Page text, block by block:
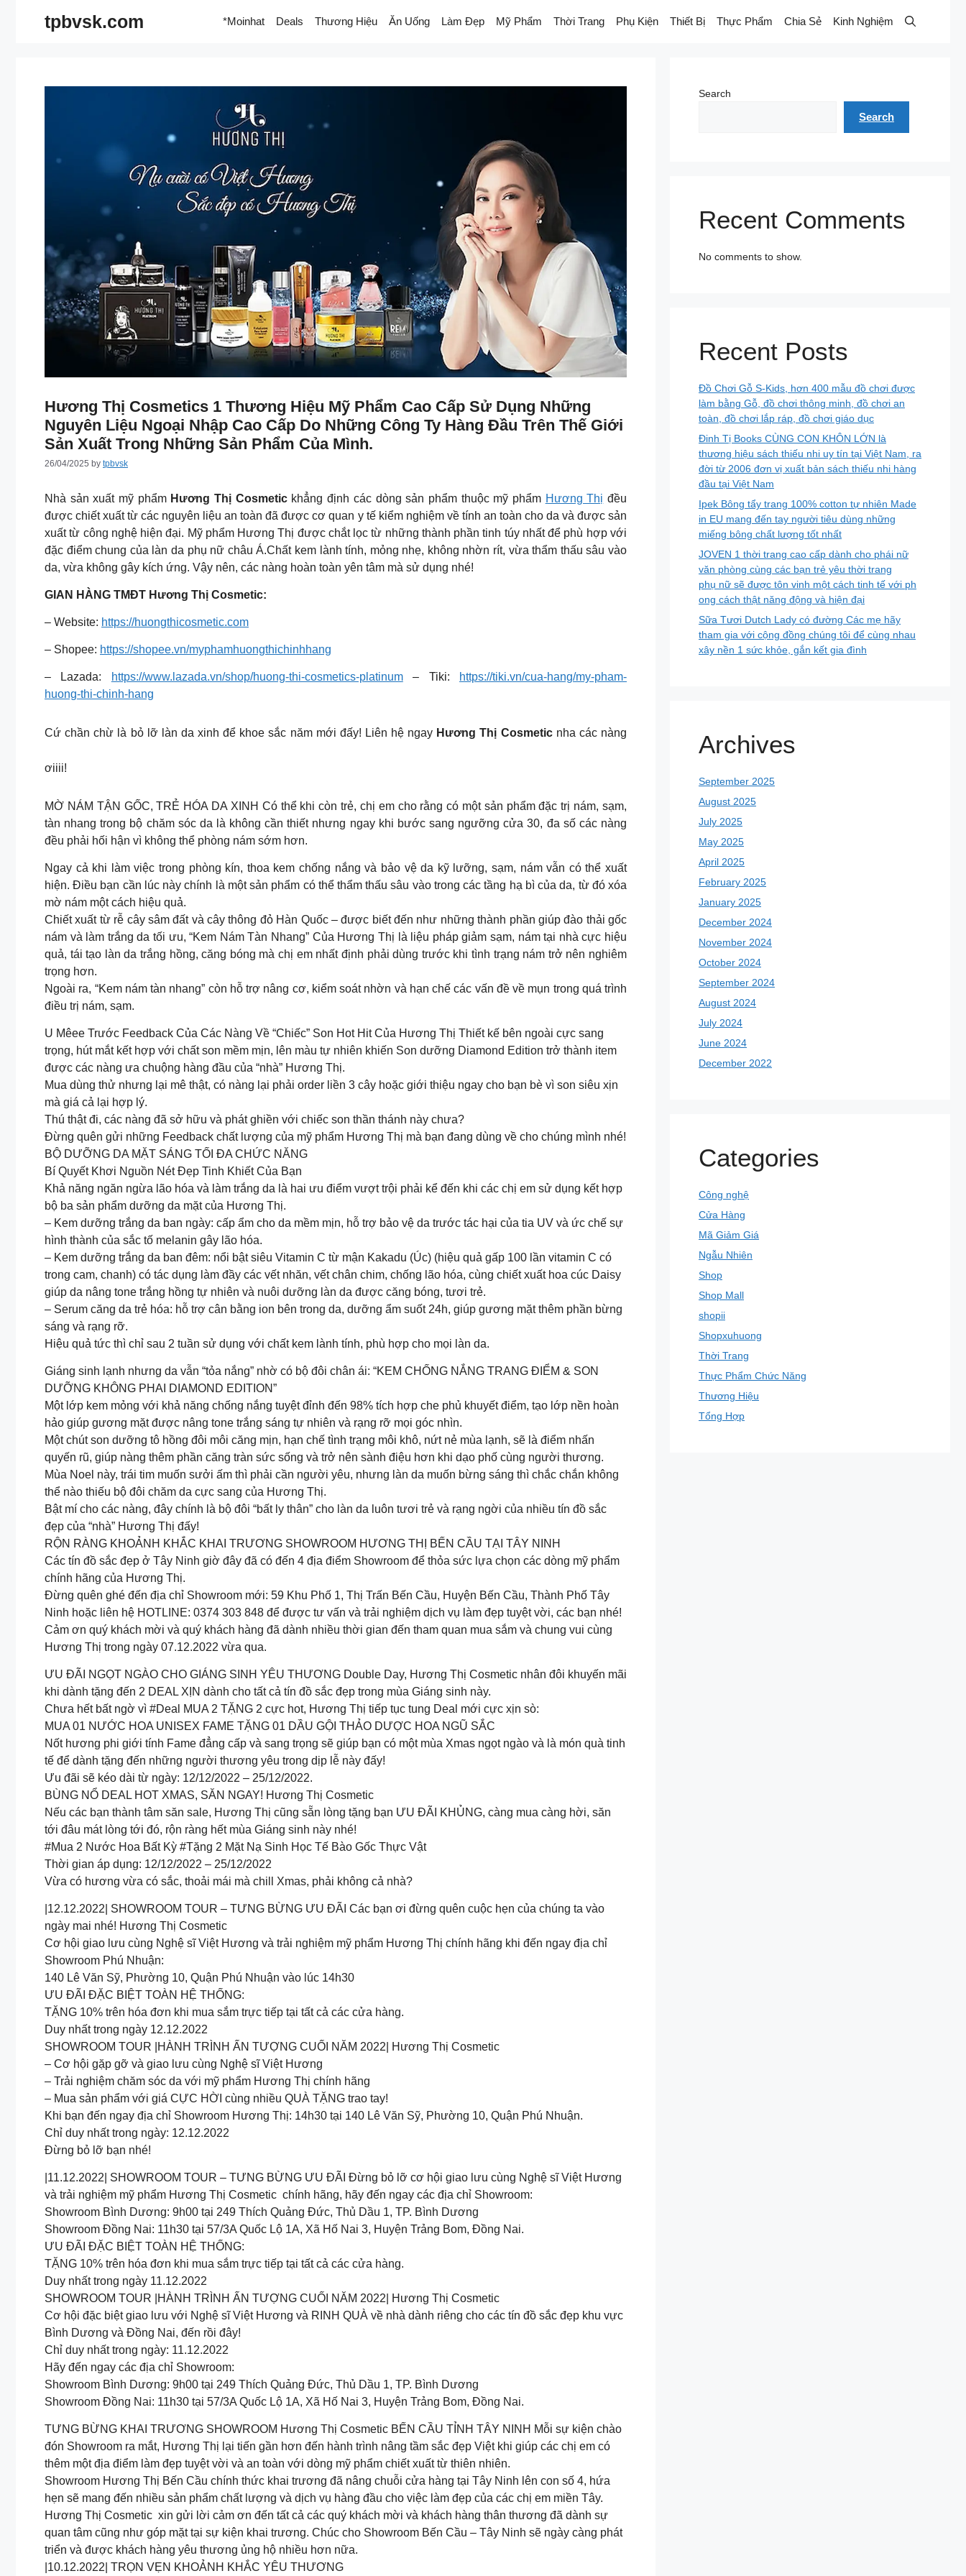
tpbvsk.com *Moinhat Deals Thương Hiệu Ăn Uống Làm Đẹp Mỹ Phẩm Thời Trang Phụ Kiện Thiết Bị Thực Phẩm Chia Sẻ Kinh Nghiệm
Hương Thị Cosmetics 1 Thương Hiệu Mỹ Phẩm Cao Cấp Sử Dụng Những
Nguyên Liệu Ngoại Nhập Cao Cấp Do Những Công Ty Hàng Đầu Trên Thế Giới
Sản Xuất Trong Những Sản Phẩm Của Mình.
26/04/2025 by tpbvsk
Nhà sản xuất mỹ phẩm Hương Thị Cosmetickhẳng định các dòng sản phẩm thuộc mỹ phẩm Hương Thị đều
được chiết xuất từ các nguyên liệu an toàn đã được cơ quan y tế kiểm nghiệm về tính an toàn cho da và được sản
xuất từ công nghệ hiện đại. Mỹ phẩm Hương Thị được chắt lọc từ những thành phần tinh túy nhất để phù hợp với
đặc điểm chung của làn da phụ nữ châu Á.Chất kem lành tính, mỏng nhẹ, không nhờn rít, vừa thẩm thấu sâu vào
da, vừa không gây kích ứng. Vậy nên, các nàng hoàn toàn yên tâm mà sử dụng nhé!
GIAN HÀNG TMĐT Hương Thị Cosmetic:
– Website: https://huongthicosmetic.com
– Shopee: https://shopee.vn/myphamhuongthichinhhang
– Lazada: https://www.lazada.vn/shop/huong-thi-cosmetics-platinum– Tiki:
https://tiki.vn/cua-hang/my-pham-
huong-thi-chinh-hang
Cứ chần chừ là bỏ lỡ làn da xinh để khoe sắc năm mới đấy! Liên hệ ngay Hương Thị Cosmeticnha các nàng
ơiiii!
MỜ NÁM TẬN GỐC, TRẺ HÓA DA XINH Có thể khi còn trẻ, chị em cho rằng có một sản phẩm đặc trị nám, sạm,
tàn nhang trong bộ chăm sóc da là không cần thiết nhưng ngay khi bước sang ngưỡng cửa 30, đa số các nàng
đều phải hối hận vì không thể phòng nám sớm hơn.
Ngay cả khi làm việc trong phòng kín, thoa kem chống nắng và bảo vệ da kỹ lưỡng, sạm, nám vẫn có thể xuất
hiện. Điều bạn cần lúc này chính là một sản phẩm có thể thẩm thấu sâu vào trong các tầng hạ bì của da, từ đó xóa
mờ nám một cách hiệu quả.
Chiết xuất từ rễ cây sâm đất và cây thông đỏ Hàn Quốc – được biết đến như những thành phần giúp đào thải gốc
nám và làm trắng da tối ưu, “Kem Nám Tàn Nhang” Của Hương Thị là liệu pháp giảm sạm, nám tại nhà cực hiệu
quả, tái tạo làn da trắng hồng, căng bóng mà chị em nhất định phải dùng trước khi tình trạng nám trở nên nghiêm
trọng hơn.
Ngoài ra, “Kem nám tàn nhang” còn hỗ trợ nâng cơ, kiểm soát nhờn và hạn chế các vấn đề về mụn trong quá trình
điều trị nám, sạm.
U Mêee Trước Feedback Của Các Nàng Về “Chiếc” Son Hot Hit Của Hương Thị Thiết kế bên ngoài cực sang
trọng, hút mắt kết hợp với chất son mềm mịn, lên màu tự nhiên khiến Son dưỡng Diamond Edition trở thành item
được các nàng ưa chuộng hàng đầu của “nhà” Hương Thị.
Mua dùng thử nhưng lại mê thật, có nàng lại phải order liền 3 cây hoặc giới thiệu ngay cho bạn bè vì son siêu xịn
mà giá cả lại hợp lý.
Thú thật đi, các nàng đã sở hữu và phát ghiền với chiếc son thần thánh này chưa?
Đừng quên gửi những Feedback chất lượng của mỹ phẩm Hương Thị mà bạn đang dùng về cho chúng mình nhé!
BỘ DƯỠNG DA MẶT SÁNG TỐI ĐA CHỨC NĂNG
Bí Quyết Khơi Nguồn Nét Đẹp Tinh Khiết Của Bạn
Khả năng ngăn ngừa lão hóa và làm trắng da là hai ưu điểm vượt trội phải kể đến khi các chị em sử dụng kết hợp
bộ ba sản phẩm dưỡng da mặt của Hương Thị.
– Kem dưỡng trắng da ban ngày: cấp ẩm cho da mềm mịn, hỗ trợ bảo vệ da trước tác hại của tia UV và ức chế sự
hình thành của sắc tố melanin gây lão hóa.
– Kem dưỡng trắng da ban đêm: nổi bật siêu Vitamin C từ mận Kakadu (Úc) (hiệu quả gấp 100 lần vitamin C có
trong cam, chanh) có tác dụng làm đầy các vết nhăn, vết chân chim, chống lão hóa, cùng chiết xuất hoa cúc Daisy
giúp da nâng tone trắng hồng tự nhiên và nuôi dưỡng làn da được căng bóng, tươi trẻ.
– Serum căng da trẻ hóa: hỗ trợ cân bằng ion bên trong da, dưỡng ẩm suốt 24h, giúp gương mặt thêm phần bừng
sáng và rạng rỡ.
Hiệu quả tức thì chỉ sau 2 tuần sử dụng với chất kem lành tính, phù hợp cho mọi làn da.
Giáng sinh lạnh nhưng da vẫn “tỏa nắng” nhờ có bộ đôi chân ái: “KEM CHỐNG NẮNG TRANG ĐIỂM & SON
DƯỠNG KHÔNG PHAI DIAMOND EDITION”
Một lớp kem mỏng với khả năng chống nắng tuyệt đỉnh đến 98% tích hợp che phủ khuyết điểm, tạo lớp nền hoàn
hảo giúp gương mặt được nâng tone trắng sáng tự nhiên và rạng rỡ mọi góc nhìn.
Một chút son dưỡng tô hồng đôi môi căng mịn, hạn chế tình trạng môi khô, nứt nẻ mùa lạnh, sẽ là điểm nhấn
quyến rũ, giúp nàng thêm phần căng tràn sức sống và trở nên sành điệu hơn khi dạo phố cùng người thương.
Mùa Noel này, trái tim muốn sưởi ấm thì phải cần người yêu, nhưng làn da muốn bừng sáng thì chắc chắn không
thể nào thiếu bộ đôi chăm da cực sang của Hương Thị.
Bật mí cho các nàng, đây chính là bộ đôi “bất ly thân” cho làn da luôn tươi trẻ và rạng ngời của nhiều tín đồ sắc
đẹp của “nhà” Hương Thị đấy!
️️RỘN RÀNG KHOẢNH KHẮC KHAI TRƯƠNG SHOWROOM HƯƠNG THỊ BẾN CẦU TẠI TÂY NINH️
Các tín đồ sắc đẹp ở Tây Ninh giờ đây đã có đến 4 địa điểm Showroom để thỏa sức lựa chọn các dòng mỹ phẩm
chính hãng của Hương Thị.
Đừng quên ghé đến địa chỉ Showroom mới: 59 Khu Phố 1, Thị Trấn Bến Cầu, Huyện Bến Cầu, Thành Phố Tây
Ninh hoặc liên hệ HOTLINE: 0374 303 848 để được tư vấn và trải nghiệm dịch vụ làm đẹp tuyệt vời, các bạn nhé!
Cảm ơn quý khách mời và quý khách hàng đã dành nhiều thời gian đến tham quan mua sắm và chung vui cùng
Hương Thị trong ngày 07.12.2022 vừa qua.
ƯU ĐÃI NGỌT NGÀO CHO GIÁNG SINH YÊU THƯƠNG Double Day, Hương Thị Cosmetic nhân đôi khuyến mãi
khi dành tặng đến 2 DEAL XỊN dành cho tất cả tín đồ sắc đẹp trong mùa Giáng sinh này.
Chưa hết bất ngờ vì #Deal MUA 2 TẶNG 2 cực hot, Hương Thị tiếp tục tung Deal mới cực xịn sò:
MUA 01 NƯỚC HOA UNISEX FAME TẶNG 01 DẦU GỘI THẢO DƯỢC HOA NGŨ SẮC
Nốt hương phi giới tính Fame đẳng cấp và sang trọng sẽ giúp bạn có một mùa Xmas ngọt ngào và là món quà tinh
tế để dành tặng đến những người thương yêu trong dịp lễ này đấy!
Ưu đãi sẽ kéo dài từ ngày: 12/12/2022 – 25/12/2022.
BÙNG NỔ DEAL HOT XMAS, SĂN NGAY! Hương Thị Cosmetic
Nếu các bạn thành tâm săn sale, Hương Thị cũng sẵn lòng tặng bạn ƯU ĐÃI KHỦNG, càng mua càng hời, săn
tới đâu mát lòng tới đó, rộn ràng hết mùa Giáng sinh này nhé!
#Mua 2 Nước Hoa Bất Kỳ #Tặng 2 Mặt Nạ Sinh Học Tế Bào Gốc Thực Vật
Thời gian áp dụng: 12/12/2022 – 25/12/2022
Vừa có hương vừa có sắc, thoải mái mà chill Xmas, phải không cả nhà?
|12.12.2022| SHOWROOM TOUR – TƯNG BỪNG ƯU ĐÃI Các bạn ơi đừng quên cuộc hẹn của chúng ta vào
ngày mai nhé! Hương Thị Cosmetic
Cơ hội giao lưu cùng Nghệ sĩ Việt Hương và trải nghiệm mỹ phẩm Hương Thị chính hãng khi đến ngay địa chỉ
Showroom Phú Nhuận:
️140 Lê Văn Sỹ, Phường 10, Quận Phú Nhuận vào lúc 14h30
ƯU ĐÃI ĐẶC BIỆT TOÀN HỆ THỐNG:
TẶNG 10% trên hóa đơn khi mua sắm trực tiếp tại tất cả các cửa hàng.
Duy nhất trong ngày 12.12.2022
SHOWROOM TOUR |HÀNH TRÌNH ẤN TƯỢNG CUỐI NĂM 2022| Hương Thị Cosmetic
– Cơ hội gặp gỡ và giao lưu cùng Nghệ sĩ Việt Hương
– Trải nghiệm chăm sóc da với mỹ phẩm Hương Thị chính hãng
– Mua sản phẩm với giá CỰC HỜI cùng nhiều QUÀ TẶNG trao tay!
Khi bạn đến ngay địa chỉ Showroom Hương Thị: 14h30 tại 140 Lê Văn Sỹ, Phường 10, Quận Phú Nhuận.
Chỉ duy nhất trong ngày: 12.12.2022
Đừng bỏ lỡ bạn nhé!
|11.12.2022| SHOWROOM TOUR – TƯNG BỪNG ƯU ĐÃI Đừng bỏ lỡ cơ hội giao lưu cùng Nghệ sĩ Việt Hương
và trải nghiệm mỹ phẩm Hương Thị Cosmetic chính hãng, hãy đến ngay các địa chỉ Showroom:
️Showroom Bình Dương: 9h00 tại 249 Thích Quảng Đức, Thủ Dầu 1, TP. Bình Dương
Showroom Đồng Nai: 11h30 tại 57/3A Quốc Lộ 1A, Xã Hố Nai 3, Huyện Trảng Bom, Đồng Nai.
ƯU ĐÃI ĐẶC BIỆT TOÀN HỆ THỐNG:
TẶNG 10% trên hóa đơn khi mua sắm trực tiếp tại tất cả các cửa hàng.
Duy nhất trong ngày 11.12.2022
SHOWROOM TOUR |HÀNH TRÌNH ẤN TƯỢNG CUỐI NĂM 2022| Hương Thị Cosmetic
Cơ hội đặc biệt giao lưu với Nghệ sĩ Việt Hương và RINH QUÀ về nhà dành riêng cho các tín đồ sắc đẹp khu vực
Bình Dương và Đồng Nai, đến rồi đây!
Chỉ duy nhất trong ngày: 11.12.2022
Hãy đến ngay các địa chỉ Showroom:
️Showroom Bình Dương: 9h00 tại 249 Thích Quảng Đức, Thủ Dầu 1, TP. Bình Dương
Showroom Đồng Nai: 11h30 tại 57/3A Quốc Lộ 1A, Xã Hố Nai 3, Huyện Trảng Bom, Đồng Nai.
️TƯNG BỪNG KHAI TRƯƠNG SHOWROOM Hương Thị Cosmetic BẾN CẦU TỈNH TÂY NINH️ Mỗi sự kiện chào
đón Showroom ra mắt, Hương Thị lại tiến gần hơn đến hành trình nâng tầm sắc đẹp Việt khi giúp các chị em có
thêm một địa điểm làm đẹp tuyệt vời và an toàn với dòng mỹ phẩm chiết xuất từ thiên nhiên.
Showroom Hương Thị Bến Cầu chính thức khai trương đã nâng chuỗi cửa hàng tại Tây Ninh lên con số 4, hứa
hẹn sẽ mang đến nhiều sản phẩm chất lượng và dịch vụ hàng đầu cho việc làm đẹp của các chị em miền Tây.
Hương Thị Cosmetic xin gửi lời cảm ơn đến tất cả các quý khách mời và khách hàng thân thương đã dành sự
quan tâm cũng như góp mặt tại sự kiện khai trương. Chúc cho Showroom Bến Cầu – Tây Ninh sẽ ngày càng phát
triển và được khách hàng yêu thương ủng hộ nhiều hơn nữa.
|10.12.2022| TRỌN VẸN KHOẢNH KHẮC YÊU THƯƠNG
Search
Search
Recent Comments
No comments to show.
Recent Posts
Đồ Chơi Gỗ S-Kids, hơn 400 mẫu đồ chơi được
làm bằng Gỗ, đồ chơi thông minh, đồ chơi an
toàn, đồ chơi lắp ráp, đồ chơi giáo dục
Đinh Tị Books CÙNG CON KHÔN LỚN là
thương hiệu sách thiếu nhi uy tín tại Việt Nam, ra
đời từ 2006 đơn vị xuất bản sách thiếu nhi hàng
đầu tại Việt Nam
Ipek Bông tẩy trang 100% cotton tự nhiên Made
in EU mang đến tay người tiêu dùng những
miếng bông chất lượng tốt nhất
JOVEN 1 thời trang cao cấp dành cho phái nữ
văn phòng cùng các bạn trẻ yêu thời trang
phụ nữ sẽ được tôn vinh một cách tinh tế với ph
ong cách thật năng động và hiện đại
Sữa Tươi Dutch Lady có đường Các mẹ hãy
tham gia với cộng đồng chúng tôi để cùng nhau
xây nền 1 sức khỏe, gắn kết gia đình
Archives
September 2025
August 2025
July 2025
May 2025
April 2025
February 2025
January 2025
December 2024
November 2024
October 2024
September 2024
August 2024
July 2024
June 2024
December 2022
Categories
Công nghệ
Cửa Hàng
Mã Giảm Giá
Ngẫu Nhiên
Shop
Shop Mall
shopii
Shopxuhuong
Thời Trang
Thực Phẩm Chức Năng
Thương Hiệu
Tổng Hợp